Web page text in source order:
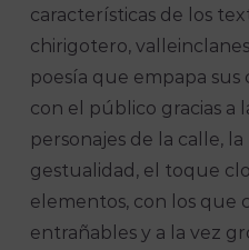
características de los
chirigotero,
poesía que empapa sus
con el público gracias a
personajes de la calle,
gestualidad, el toque
elementos, con los que
entrañables y a la vez